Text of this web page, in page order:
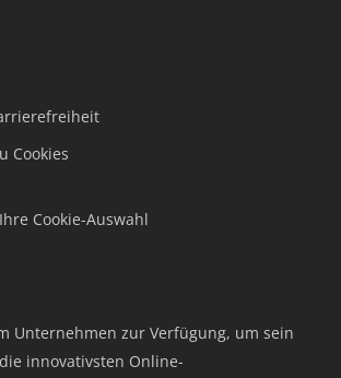
Cookies
Cookie-Auswahl
Unternehmen zur Verfügung, um sein
innovativsten Online-